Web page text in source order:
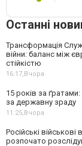
Останні
Трансформація
війни: баланс між
стійкістю
16:17,Вчора
15 років за
за державну зраду
11:25,Вчора
Російські
розпочато